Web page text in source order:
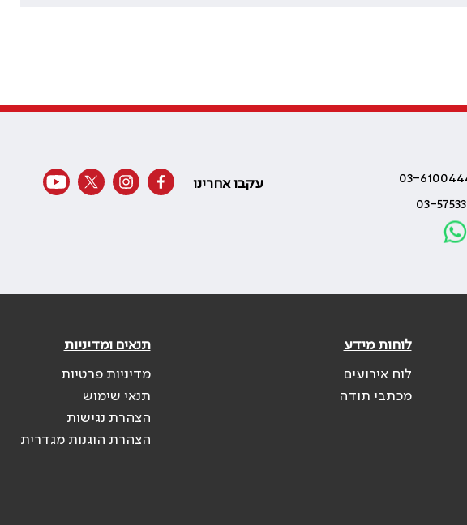
עקבו אחרינו
לוחות מידע
לוח אירועים
מכתבי תודה
תנאים ומדיניות
מדיניות פרטיות
תנאי שימוש
הצהרת נגישות
הצהרת הוגנות מגדרית